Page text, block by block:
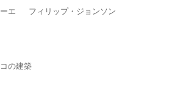
ーエ フィリップ・ジョンソン
の建築